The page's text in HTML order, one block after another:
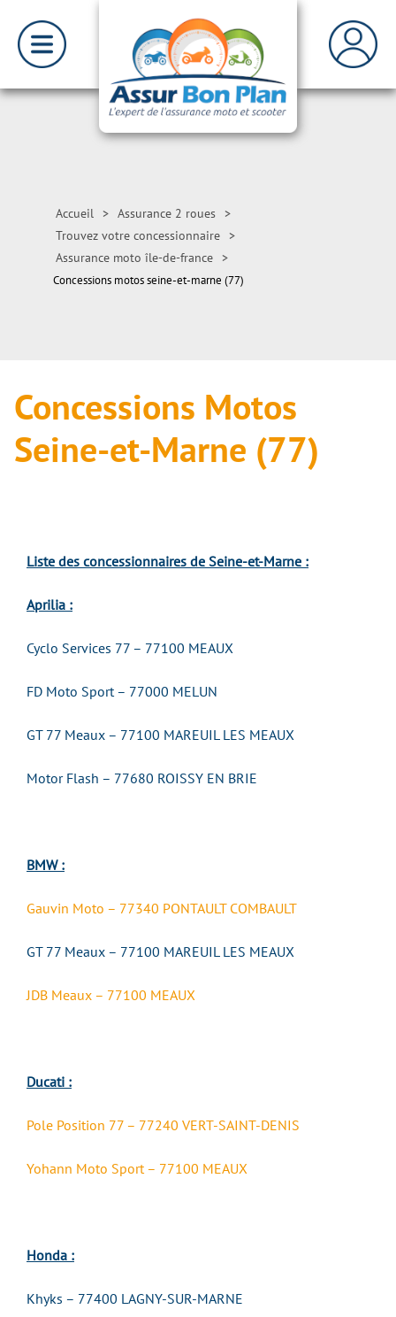
Accueil > Assurance 2 roues >
Trouvez votre concessionnaire >
Assurance moto île-de-france >
Concessions motos seine-et-marne (77)
Concessions Motos
Seine-et-Marne (77)
Liste des concessionnaires de Seine-et-Marne :
Aprilia :
Cyclo Services 77 – 77100 MEAUX
FD Moto Sport – 77000 MELUN
GT 77 Meaux – 77100 MAREUIL LES MEAUX
Motor Flash – 77680 ROISSY EN BRIE
BMW :
Gauvin Moto – 77340 PONTAULT COMBAULT
GT 77 Meaux – 77100 MAREUIL LES MEAUX
JDB Meaux – 77100 MEAUX
Ducati :
Pole Position 77 – 77240 VERT-SAINT-DENIS
Yohann Moto Sport – 77100 MEAUX
Honda :
Khyks – 77400 LAGNY-SUR-MARNE